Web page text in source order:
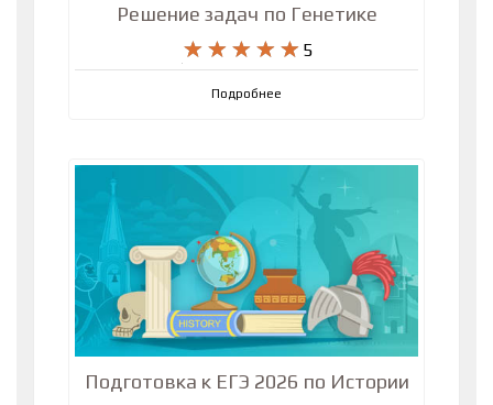
Решение задач по Генетике
5
Подробнее
Подготовка к ЕГЭ 2026 по Истории